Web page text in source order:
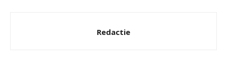
Redactie